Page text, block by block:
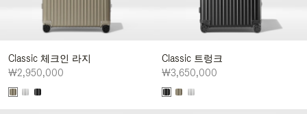
Classic 체크인 라지
₩2,950,000
Classic 트렁크
₩3,650,000